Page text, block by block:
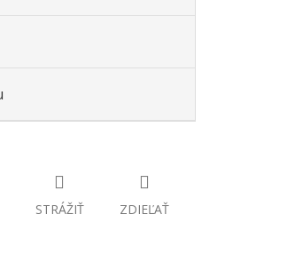
STRÁŽIŤ ZDIEĽAŤ